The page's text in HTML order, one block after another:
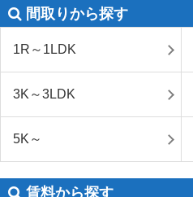
間取りから探す
1R～1LDK
3K～3LDK
5K～
賃料から探す